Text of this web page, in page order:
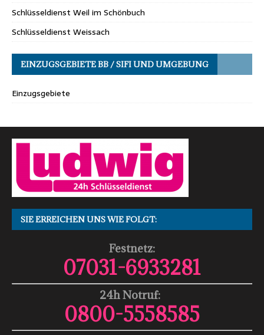
Schlüsseldienst Weil im Schönbuch
Schlüsseldienst Weissach
EINZUGSGEBIETE BB / SIFI UND UMGEBUNG
Einzugsgebiete
SIE ERREICHEN UNS WIE FOLGT:
Festnetz:
07031-6933281
24h Notruf:
0800-5558585